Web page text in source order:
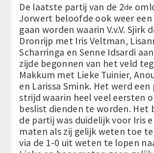
De laatste partij van de 2de
Jorwert beloofde ook weer
gaan worden waarin V.v.V. Sjirk
Dronrijp met Iris Veltman,
Scharringa en Senne Idsardi
zijde begonnen van het veld
Makkum met Lieke Tuinier,
en Larissa Smink. Het werd
strijd waarin heel veel eersten
beslist dienden te worden. Het
de partij was duidelijk voor Iris
maten als zij gelijk weten toe te
via de 1-0 uit weten te lopen